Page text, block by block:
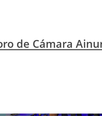
de Cámara